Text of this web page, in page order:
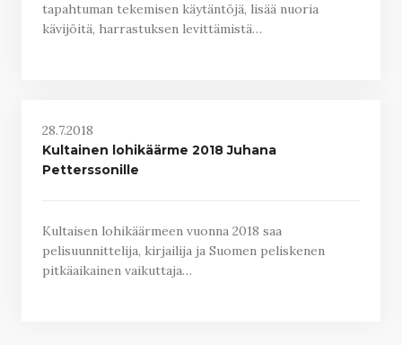
tapahtuman tekemisen käytäntöjä, lisää nuoria
kävijöitä, harrastuksen levittämistä…
28.7.2018
Kultainen lohikäärme 2018 Juhana
Petterssonille
Kultaisen lohikäärmeen vuonna 2018 saa
pelisuunnittelija, kirjailija ja Suomen peliskenen
pitkäaikainen vaikuttaja…